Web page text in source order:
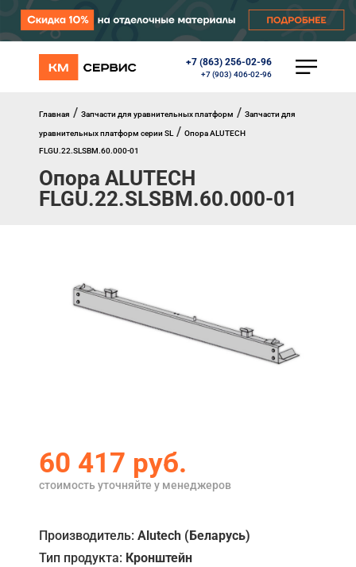
+7 (863) 256-02-96
+7 (903) 406-02-96
КАТАЛОГ
Перегрузочное оборудование
Уличные калитки
Шлагбаумы
Противопожарные ворота
Противопожарные шторы
Окна, порталы, двери
Сервис
Ремонт
О компании
Главная / Запчасти для уравнительных платформ / Запчасти для
уравнительных платформ серии SL / Опора ALUTECH
FLGU.22.SLSBM.60.000-01
Опора ALUTECH
FLGU.22.SLSBM.60.000-01
60 417 руб.
стоимость уточняйте у менеджеров
Производитель: Alutech (Беларусь)
Тип продукта: Кронштейн